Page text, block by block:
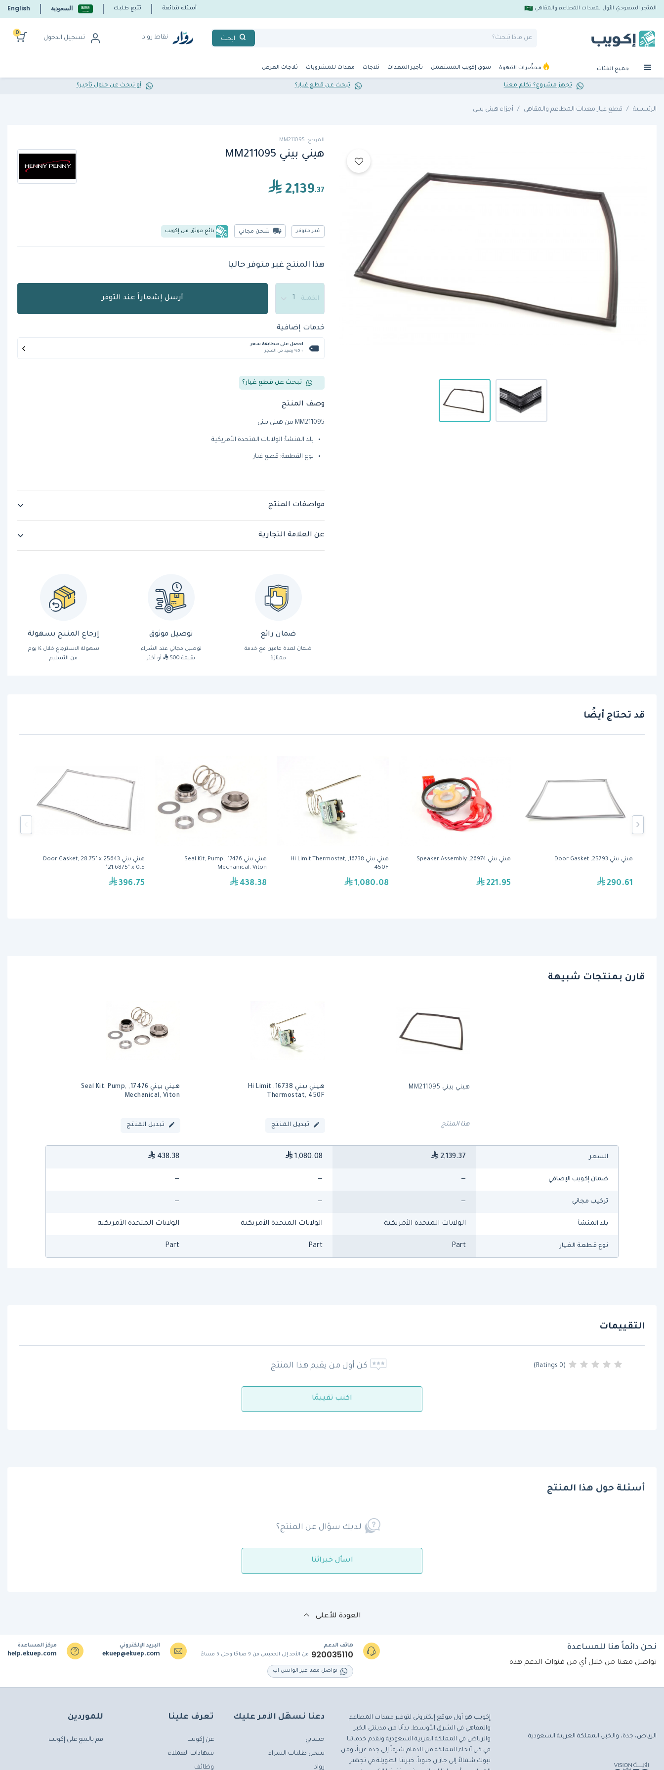
المتجر السعودي الأول لمعدات المطاعم والمقاهي أسئلة شائعة تتبع طلبك السعودية English
ابحث نقاط رواد تسجيل الدخول
0
جميع الفئات محضِّرات القهوة سوق إكويب المستعمل تأجير المعدات ثلاجات معدات للمشروبات ثلاجات العرض
تجهز مشروع؟ تكلم معنا تبحث عن قطع غيار؟ أو تبحث عن حلول تأجير؟
الرئيسية قطع غيار معدات المطاعم والمقاهي أجزاء هيني بيني
المرجع: MM211095
هيني بيني MM211095
2,139.37
غير متوفر شحن مجاني بائع موثق من إكويب
هذا المنتج غير متوفر حاليا
الكمية أرسل إشعاراً عند التوفر
خدمات إضافية
احصل على مطابقة سعر
+ %5 رصيد في المتجر
تبحث عن قطع غيار؟
وصف المنتج
MM211095 من هيني بيني
بلد المنشأ: الولايات المتحدة الأمريكية
نوع القطعة: قطع غيار
مواصفات المنتج
عن العلامة التجارية
ضمان رائع
ضمان لمدة عامين مع خدمة
ممتازة
توصيل موثوق
توصيل مجاني عند الشراء
بقيمة 500
أو أكثر
إرجاع المنتج بسهولة
سهولة الاسترجاع خلال ١٤ يوم
من التسليم
قد تحتاج أيضًا
هيني بيني 25643 Door Gasket, 28.75" x
21.6875" x 0.5"
396.75
هيني بيني 17476, Seal Kit, Pump,
Mechanical, Viton
438.38
هيني بيني 16738, Hi Limit Thermostat,
450F
1,080.08
هيني بيني 26974, Speaker Assembly
221.95
هيني بيني 25793, Door Gasket
290.61
قارن بمنتجات شبيهة
هيني بيني MM211095
هذا المنتج
هيني بيني 16738, Hi Limit
Thermostat, 450F
تبديل المنتج
هيني بيني 17476, Seal Kit, Pump,
Mechanical, Viton
تبديل المنتج
السعر 2,139.37
1,080.08
438.38
ضمان إكويب الإضافي —
—
—
تركيب مجاني —
—
—
بلد المنشأ الولايات المتحدة الأمريكية الولايات المتحدة الأمريكية الولايات المتحدة الأمريكية
نوع قطعة الغيار Part
Part
Part
التقييمات
(0 Ratings) كن أول من يقيم هذا المنتج
اكتب تقييمًا
أسئلة حول هذا المنتج
لديك سؤال عن المنتج؟
اسأل خبرائنا
العودة للأعلى
نحن دائماً هنا للمساعدة
تواصل معنا من خلال أي من قنوات الدعم هذه
هاتف الدعم
920035110 من الأحد إلى الخميس من 9 صباحًا وحتى 5 مساءً
تواصل معنا عبر الواتس اب
البريد الإلكتروني
ekuep@ekuep.com
مركز المساعدة
help.ekuep.com
الرياض، جدة، والخبر، المملكة العربية السعودية
إكويب هو أول موقع إلكتروني لتوفير معدات المطاعم
والمقاهي في الشرق الأوسط. بدأنا من مدينتي الخبر
والرياض في المملكة العربية السعودية ونقدم خدماتنا
في كل أنحاء المملكة من الدمام شرقاً إلى جدة غرباً، ومن
تبوك شمالاً إلى جازان جنوباً. خبرتنا الطويلة في تجهيز
دعنا نسهّل الأمر عليك
حسابي
سجل طلبات الشراء
رواد
تعرف علينا
عن إكويب
شهادات العملاء
وظائف
للموردين
قم بالبيع على إكويب